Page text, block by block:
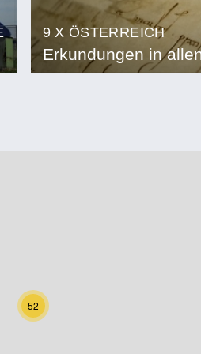
9 X ÖSTERREICH
Erkundungen in
52